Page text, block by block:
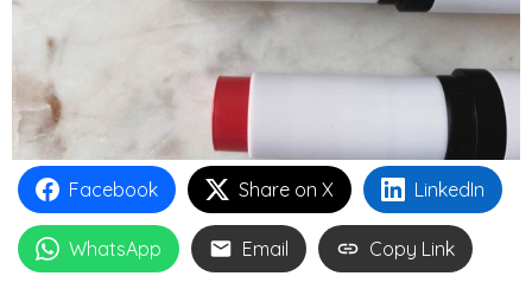
Facebook Share on X LinkedIn
WhatsApp Email Copy Link